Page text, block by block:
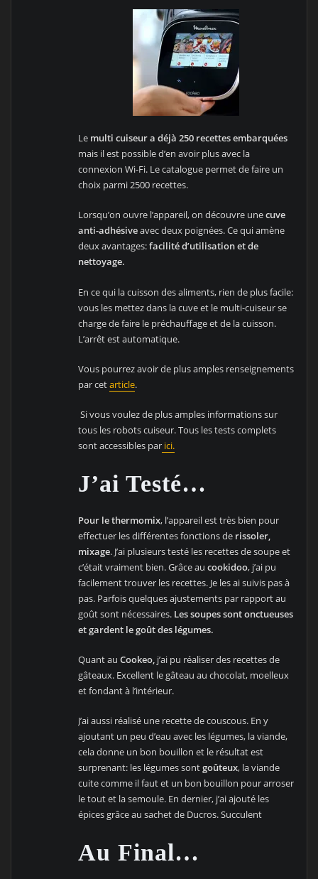
Le multi cuiseur a déjà 250 recettes embarquées
mais il est possible d’en avoir plus avec la
connexion Wi-Fi. Le catalogue permet de faire un
choix parmi 2500 recettes.
Lorsqu’on ouvre l’appareil, on découvre unecuve
anti-adhésiveavec deux poignées. Ce qui amène
deux avantages:facilité d’utilisation et de
nettoyage.
En ce qui la cuisson des aliments, rien de plus facile:
vous les mettez dans la cuve et le multi-cuiseur se
charge de faire le préchauffage et de la cuisson.
L’arrêt est automatique.
Vous pourrez avoir de plus amples renseignements
par cetarticle.
Si vous voulez de plus amples informations sur
tous les robots cuiseur. Tous les tests complets
sont accessibles par ici.
J’ai Testé…
Pour le thermomix, l’appareil est très bien pour
effectuer les différentes fonctions de rissoler,
mixage. J’ai plusieurs testé les recettes de soupe et
c’était vraiment bien. Grâce aucookidoo, j’ai pu
facilement trouver les recettes. Je les ai suivis pas à
pas. Parfois quelques ajustements par rapport au
goût sont nécessaires. Les soupes sont onctueuses
et gardent le goût des légumes.
Quant auCookeo, j’ai pu réaliser des recettes de
gâteaux. Excellent le gâteau au chocolat, moelleux
et fondant à l’intérieur.
J’ai aussi réalisé une recette de couscous. En y
ajoutant un peu d’eau avec les légumes, la viande,
cela donne un bon bouillon et le résultat est
surprenant: les légumes sontgoûteux, la viande
cuite comme il faut et un bon bouillon pour arroser
le tout et la semoule. En dernier, j’ai ajouté les
épices grâce au sachet de Ducros. Succulent
Au Final…